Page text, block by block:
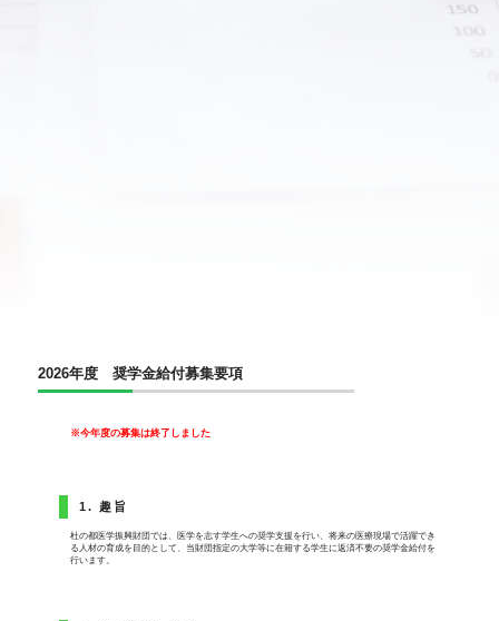
2026年度 奨学金給付募集要項
※今年度の募集は終了しました
1. 趣旨
杜の都医学振興財団では、医学を志す学生への奨学支援を行い、将来の医療現場で活躍でき
る人材の育成を目的として、当財団指定の大学等に在籍する学生に返済不要の奨学金給付を
行います。